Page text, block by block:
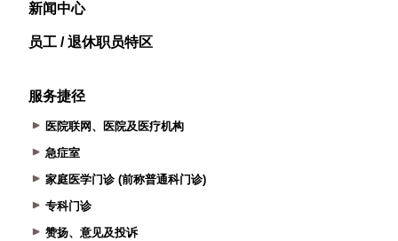
新闻中心
员工 / 退休职员特区
服务捷径
医院联网、医院及医疗机构
急症室
家庭医学门诊 (前称普通科门诊)
专科门诊
赞扬、意见及投诉